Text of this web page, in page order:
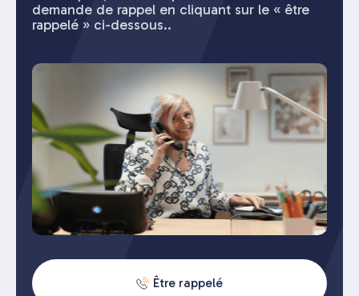
demande de rappel en cliquant sur le « être
rappelé » ci-dessous..
Être rappelé